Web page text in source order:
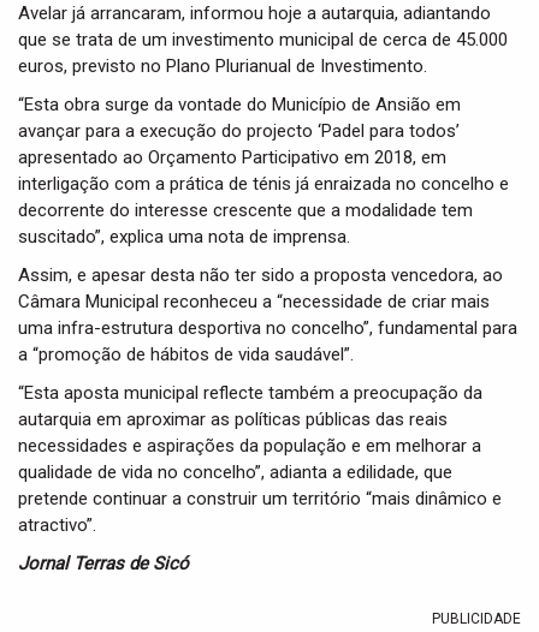
Avelar já arrancaram, informou hoje a autarquia, adiantando
que se trata de um investimento municipal de cerca de 45.000
euros, previsto no Plano Plurianual de Investimento.
“Esta obra surge da vontade do Município de Ansião em
avançar para a execução do projecto ‘Padel para todos’
apresentado ao Orçamento Participativo em 2018, em
interligação com a prática de ténis já enraizada no concelho e
decorrente do interesse crescente que a modalidade tem
suscitado”, explica uma nota de imprensa.
Assim, e apesar desta não ter sido a proposta vencedora, ao
Câmara Municipal reconheceu a “necessidade de criar mais
uma infra-estrutura desportiva no concelho”, fundamental para
a “promoção de hábitos de vida saudável”.
“Esta aposta municipal reflecte também a preocupação da
autarquia em aproximar as políticas públicas das reais
necessidades e aspirações da população e em melhorar a
qualidade de vida no concelho”, adianta a edilidade, que
pretende continuar a construir um território “mais dinâmico e
atractivo”.
Jornal Terras de Sicó
PUBLICIDADE